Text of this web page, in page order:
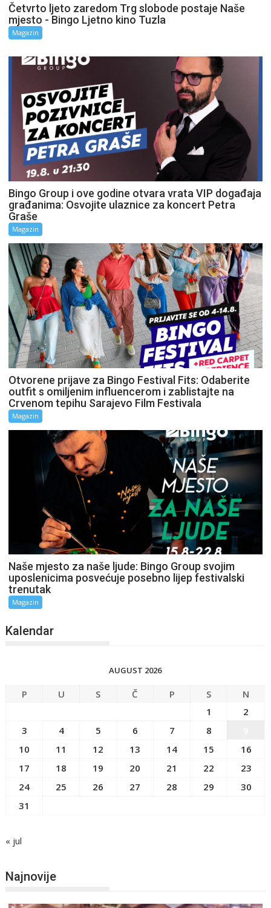
Četvrto ljeto zaredom Trg slobode postaje Naše
mjesto - Bingo Ljetno kino Tuzla
Magazin
Bingo Group i ove godine otvara vrata VIP događaja
građanima: Osvojite ulaznice za koncert Petra
Graše
Magazin
Otvorene prijave za Bingo Festival Fits: Odaberite
outfit s omiljenim influencerom i zablistajte na
Crvenom tepihu Sarajevo Film Festivala
Magazin
Naše mjesto za naše ljude: Bingo Group svojim
uposlenicima posvećuje posebno lijep festivalski
trenutak
Magazin
Kalendar
AUGUST 2026
P U S Č P S
N
1
2
3
4 5 6 7 8
10
11 12 13 14 15
16
17
18 19 20 21 22
23
24
25 26 27 28 29
30
31
« jul
Najnovije